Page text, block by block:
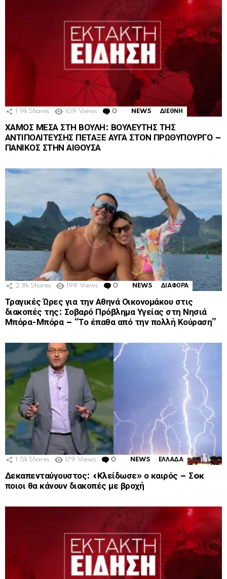
1.9k Shares 109 Views 0 Comments
NEWS ΔΙΕΘΝΗ
ΧΑΜΟΣ ΜΕΣΑ ΣΤΗ ΒΟΥΛΗ: ΒΟΥΛΕΥΤΗΣ ΤΗΣ
ΑΝΤΙΠΟΛΙΤΕΥΣΗΣ ΠΕΤΑΞΕ ΑΥΓΑ ΣΤΟΝ ΠΡΩΘΥΠΟΥΡΓΟ –
ΠΑΝΙΚΟΣ ΣΤΗΝ ΑΙΘΟΥΣΑ
2.8k Shares 199 Views 0 Comments
NEWS ΔΙΑΦΟΡΑ
Τραγικές Ώρες για την Αθηνά Οικονομάκου στις
διακοπές της: Σοβαρό Πρόβλημα Υγείας στη Νησιά
Μπόρα-Μπόρα – “Το έπαθα από την πολλή Κούραση”
1.5k Shares 179 Views 0 Comments
NEWS ΕΛΛΑΔΑ
Δεκαπενταύγουστος: «Κλείδωσε» ο καιρός – Σoκ
ποιοι θα κάνουν διακοπές με βροχή